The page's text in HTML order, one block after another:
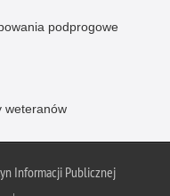
podprogowe
weteranów
Informacji Publicznej